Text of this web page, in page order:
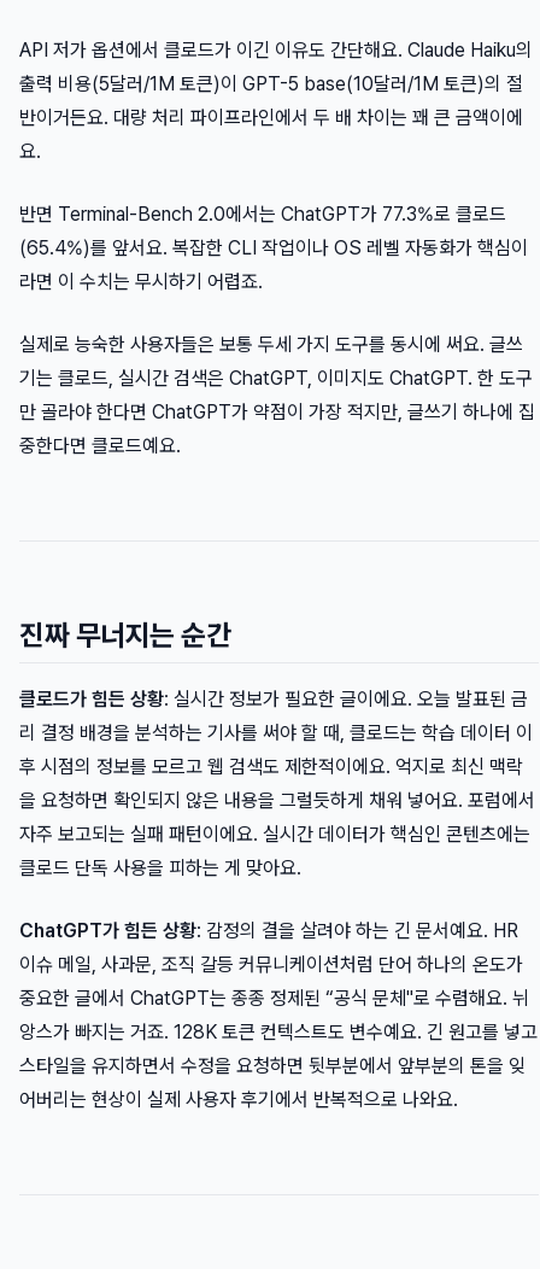
API 저가 옵션에서 클로드가 이긴 이유도 간단해요. Claude Haiku의
출력 비용(5달러/1M 토큰)이 GPT-5 base(10달러/1M 토큰)의 절
반이거든요. 대량 처리 파이프라인에서 두 배 차이는 꽤 큰 금액이에
요.
반면 Terminal-Bench 2.0에서는 ChatGPT가 77.3%로 클로드
(65.4%)를 앞서요. 복잡한 CLI 작업이나 OS 레벨 자동화가 핵심이
라면 이 수치는 무시하기 어렵죠.
실제로 능숙한 사용자들은 보통 두세 가지 도구를 동시에 써요. 글쓰
기는 클로드, 실시간 검색은 ChatGPT, 이미지도 ChatGPT. 한 도구
만 골라야 한다면 ChatGPT가 약점이 가장 적지만, 글쓰기 하나에 집
중한다면 클로드예요.
진짜 무너지는 순간
클로드가 힘든 상황: 실시간 정보가 필요한 글이에요. 오늘 발표된 금
리 결정 배경을 분석하는 기사를 써야 할 때, 클로드는 학습 데이터 이
후 시점의 정보를 모르고 웹 검색도 제한적이에요. 억지로 최신 맥락
을 요청하면 확인되지 않은 내용을 그럴듯하게 채워 넣어요. 포럼에서
자주 보고되는 실패 패턴이에요. 실시간 데이터가 핵심인 콘텐츠에는
클로드 단독 사용을 피하는 게 맞아요.
ChatGPT가 힘든 상황: 감정의 결을 살려야 하는 긴 문서예요. HR
이슈 메일, 사과문, 조직 갈등 커뮤니케이션처럼 단어 하나의 온도가
중요한 글에서 ChatGPT는 종종 정제된 “공식 문체"로 수렴해요. 뉘
앙스가 빠지는 거죠. 128K 토큰 컨텍스트도 변수예요. 긴 원고를 넣고
스타일을 유지하면서 수정을 요청하면 뒷부분에서 앞부분의 톤을 잊
어버리는 현상이 실제 사용자 후기에서 반복적으로 나와요.